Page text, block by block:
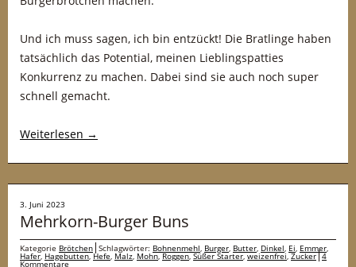
Und ich muss sagen, ich bin entzückt! Die Bratlinge haben
tatsächlich das Potential, meinen Lieblingspatties
Konkurrenz zu machen. Dabei sind sie auch noch super
schnell gemacht.
Weiterlesen →
3. Juni 2023
Mehrkorn-Burger Buns
Kategorie Brötchen Schlagwörter: Bohnenmehl, Burger, Butter, Dinkel, Ei, Emmer,
Hafer, Hagebutten,Hefe, Malz, Mohn,Roggen,Süßer Starter,weizenfrei,Zucker 4
Kommentare